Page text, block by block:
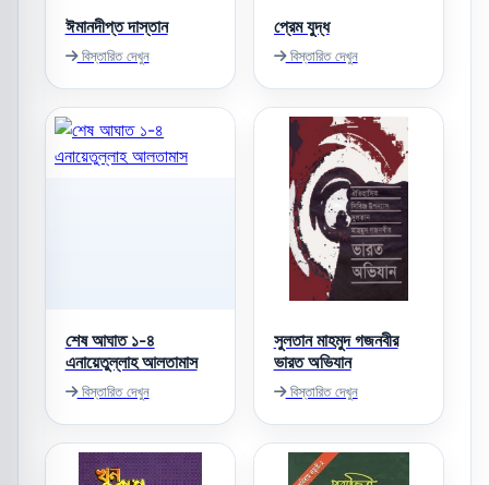
ঈমানদীপ্ত দাস্তান
বিস্তারিত দেখুন
প্রেম যুদ্ধ
বিস্তারিত দেখুন
শেষ আঘাত ১-৪
এনায়েতুল্লাহ আলতামাস
বিস্তারিত দেখুন
সুলতান মাহমুদ গজনবীর
ভারত অভিযান
বিস্তারিত দেখুন